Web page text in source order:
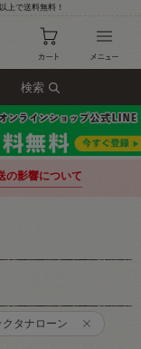
上で送料無料！
検索
の影響について
タナローン